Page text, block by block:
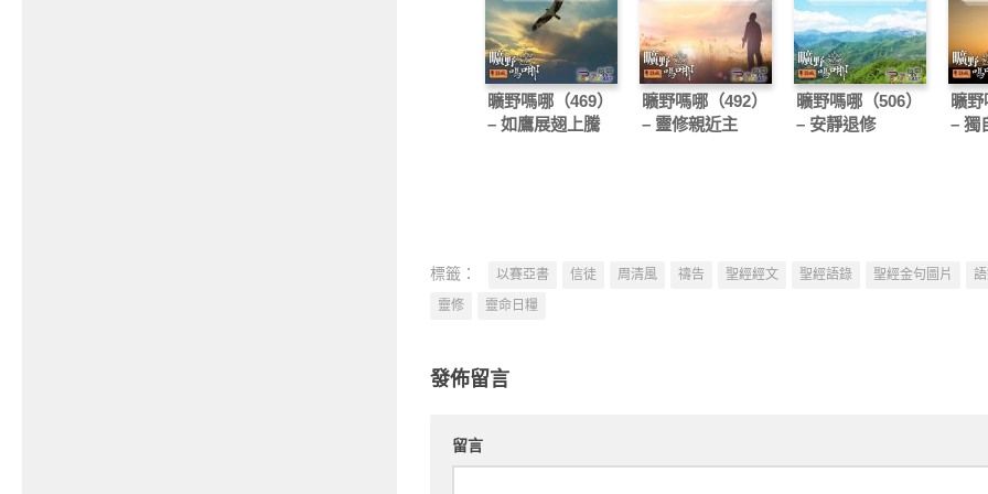
曠野嗎哪（469）
– 如鷹展翅上騰
曠野嗎哪（492）
– 靈修親近主
曠野嗎哪（506）
– 安靜退修
曠
– 獨
標籤： 以賽亞書 信徒 周清風 禱告 聖經經文 聖經語錄 聖經金句圖片
靈修
靈命日糧
發佈留言
留言